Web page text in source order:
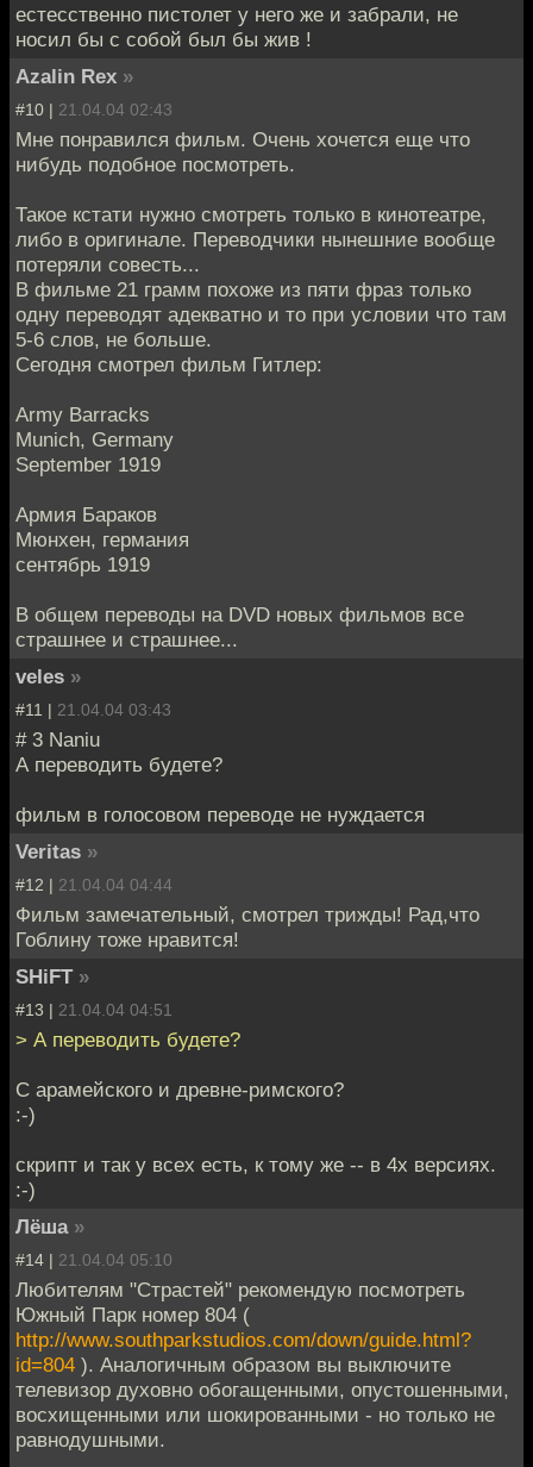
естесственно пистолет у него же и забрали, не
носил бы с собой был бы жив !
Azalin Rex »
#10 | 21.04.04 02:43
Мне понравился фильм. Очень хочется еще что
нибудь подобное посмотреть.
Такое кстати нужно смотреть только в кинотеатре,
либо в оригинале. Переводчики нынешние вообще
потеряли совесть...
В фильме 21 грамм похоже из пяти фраз только
одну переводят адекватно и то при условии что там
5-6 слов, не больше.
Сегодня смотрел фильм Гитлер:
Army Barracks
Munich, Germany
September 1919
Армия Бараков
Мюнхен, германия
сентябрь 1919
В общем переводы на DVD новых фильмов все
страшнее и страшнее...
veles »
#11 | 21.04.04 03:43
# 3 Naniu
А переводить будете?
фильм в голосовом переводе не нуждается
Veritas »
#12 | 21.04.04 04:44
Фильм замечательный, смотрел трижды! Рад,что
Гоблину тоже нравится!
SHiFT »
#13 | 21.04.04 04:51
> А переводить будете?
С арамейского и древне-римского?
:-)
скрипт и так у всех есть, к тому же -- в 4х версиях.
:-)
Лёша »
#14 | 21.04.04 05:10
Любителям "Страстей" рекомендую посмотреть
Южный Парк номер 804 (
http://www.southparkstudios.com/down/guide.html?
id=804 ). Аналогичным образом вы выключите
телевизор духовно обогащенными, опустошенными,
восхищенными или шокированными - но только не
равнодушными.